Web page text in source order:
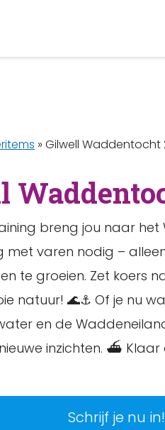
» Gilwell Waddentocht
breng jou naar
met varen nodig –
te groeien. Zet koers
natuur! 🌊⚓ Of je nu
en de
inzichten. ⛴️
Schrijf je nu in!